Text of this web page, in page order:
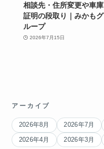
相談先・住所変更や車庫
証明の段取り｜みかもグ
ループ
2026年7月15日
アーカイブ
2026年8月 2026年7月
2026年4月 2026年3月